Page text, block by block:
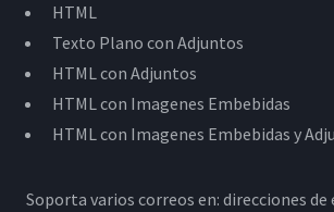
HTML
Texto Plano con Adjuntos
HTML con Adjuntos
HTML con Imagenes Embebidas
HTML con Imagenes Embebidas y
Soporta varios correos en: direcciones de